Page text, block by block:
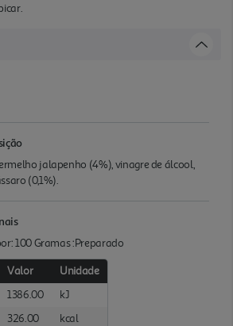
jalapenho (4%), vinagre de álcool,
(0,1%).
100 Gramas :Preparado
Valor
Unidade
1386.00
kJ
326.00
kcal